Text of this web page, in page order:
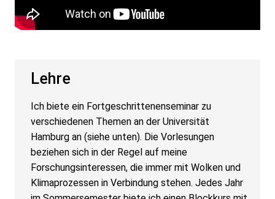
Lehre
Ich biete ein Fortgeschrittenenseminar zu
verschiedenen Themen an der Universität
Hamburg an (siehe unten). Die Vorlesungen
beziehen sich in der Regel auf meine
Forschungsinteressen, die immer mit Wolken und
Klimaprozessen in Verbindung stehen. Jedes Jahr